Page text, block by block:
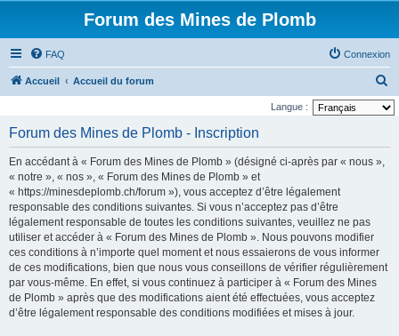
Forum des Mines de Plomb
FAQ Connexion
Accueil Accueil du forum
e
Langue :
Forum des Mines de Plomb - Inscription
En accédant à « Forum des Mines de Plomb » (désigné ci-après par « nous »,
« notre », « nos », « Forum des Mines de Plomb » et
« https://minesdeplomb.ch/forum »), vous acceptez d’être légalement
responsable des conditions suivantes. Si vous n’acceptez pas d’être
légalement responsable de toutes les conditions suivantes, veuillez ne pas
utiliser et accéder à « Forum des Mines de Plomb ». Nous pouvons modifier
ces conditions à n’importe quel moment et nous essaierons de vous informer
de ces modifications, bien que nous vous conseillons de vérifier régulièrement
par vous-même. En effet, si vous continuez à participer à « Forum des Mines
de Plomb » après que des modifications aient été effectuées, vous acceptez
d’être légalement responsable des conditions modifiées et mises à jour.